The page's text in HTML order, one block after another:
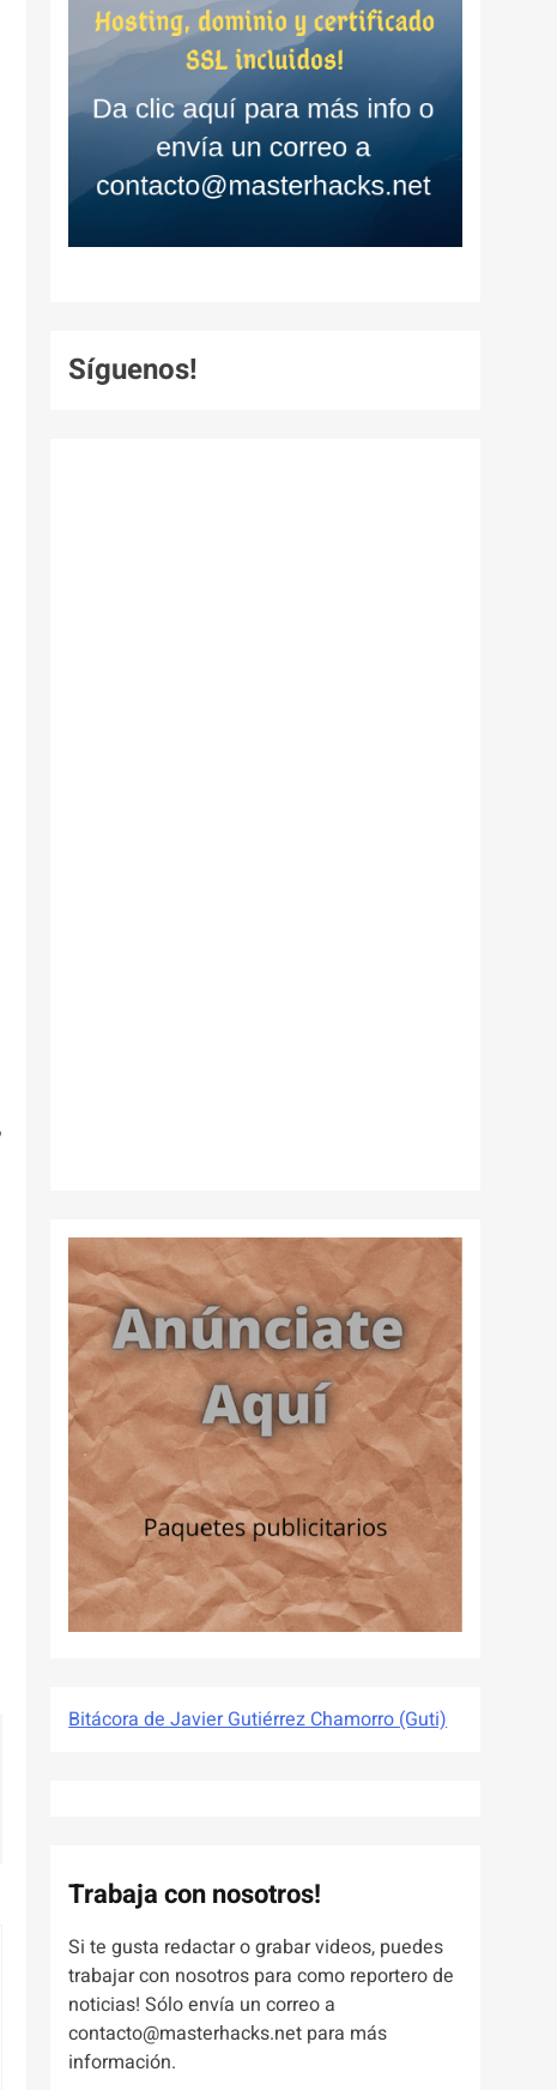
Síguenos!
Bitácora de Javier Gutiérrez Chamorro (Guti)
Trabaja con nosotros!
Si te gusta redactar o grabar videos, puedes
trabajar con nosotros para como reportero de
noticias! Sólo envía un correo a
contacto@masterhacks.net para más
información.